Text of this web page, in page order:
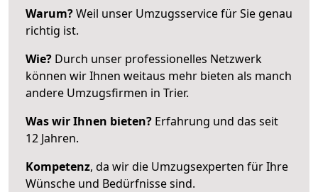
Warum?Weil unser Umzugsservice für Sie genau
richtig ist.
Wie? Durch unser professionelles Netzwerk
können wir Ihnen weitaus mehr bieten als manch
andere Umzugsfirmen in Trier.
Was wir Ihnen bieten? Erfahrung und das seit
12 Jahren.
Kompetenz, da wir die Umzugsexperten für Ihre
Wünsche und Bedürfnisse sind.